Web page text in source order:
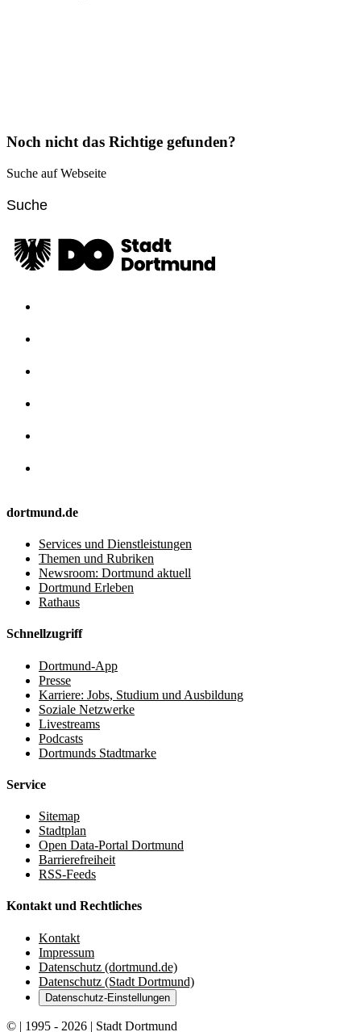
Noch nicht das Richtige gefunden?
Suche auf Webseite
dortmund.de
Services und Dienstleistungen
Themen und Rubriken
Newsroom: Dortmund aktuell
Dortmund Erleben
Rathaus
Schnellzugriff
Dortmund-App
Presse
Karriere: Jobs, Studium und Ausbildung
Soziale Netzwerke
Livestreams
Podcasts
Dortmunds Stadtmarke
Service
Sitemap
Stadtplan
Open Data-Portal Dortmund
Barrierefreiheit
RSS-Feeds
Kontakt und Rechtliches
Kontakt
Impressum
Datenschutz (dortmund.de)
Datenschutz (Stadt Dortmund)
Datenschutz-Einstellungen
© | 1995 - 2026 | Stadt Dortmund